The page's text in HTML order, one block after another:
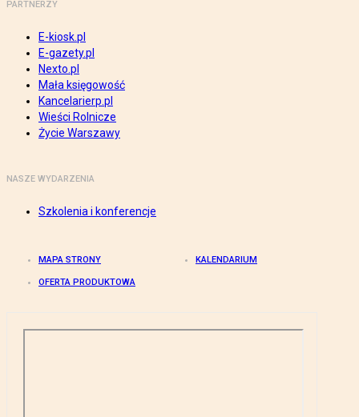
PARTNERZY
E-kiosk.pl
E-gazety.pl
Nexto.pl
Mała księgowość
Kancelarierp.pl
Wieści Rolnicze
Życie Warszawy
NASZE WYDARZENIA
Szkolenia i konferencje
MAPA STRONY KALENDARIUM
OFERTA PRODUKTOWA